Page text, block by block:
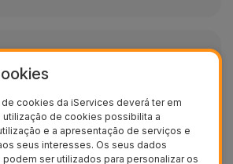
nossos clientes
e avaliações no Trustpilot
cookies da iServices deverá ter em
utilização de cookies possibilita a
e a apresentação de serviços e
seus interesses. Os seus dados
ser utilizados para personalizar os